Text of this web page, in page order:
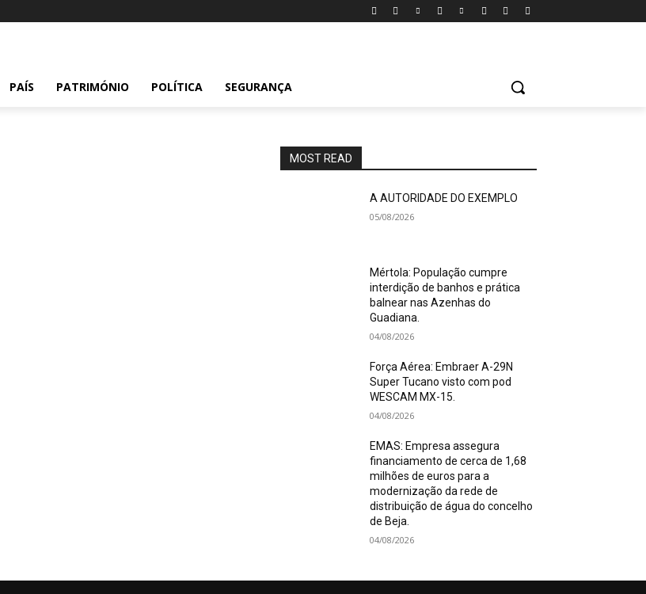
PAÍS PATRIMÓNIO POLÍTICA SEGURANÇA
MOST READ
A AUTORIDADE DO EXEMPLO
05/08/2026
Mértola: População cumpre
interdição de banhos e prática
balnear nas Azenhas do
Guadiana.
04/08/2026
Força Aérea: Embraer A-29N
Super Tucano visto com pod
WESCAM MX-15.
04/08/2026
EMAS: Empresa assegura
financiamento de cerca de 1,68
milhões de euros para a
modernização da rede de
distribuição de água do concelho
de Beja.
04/08/2026